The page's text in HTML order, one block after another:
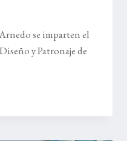
se imparten el
y Patronaje de